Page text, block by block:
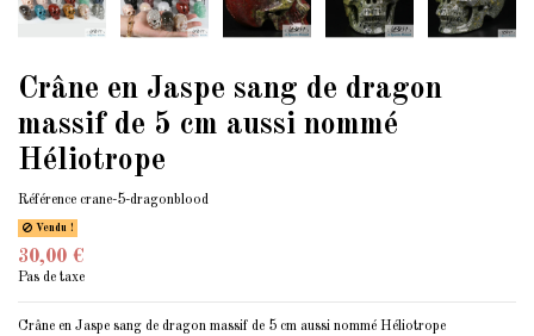
Crâne en Jaspe sang de dragon
massif de 5 cm aussi nommé
Héliotrope
Référence crane-5-dragonblood
Vendu !
30,00 €
Pas de taxe
Crâne en Jaspe sang de dragon massif de 5 cm aussi nommé Héliotrope